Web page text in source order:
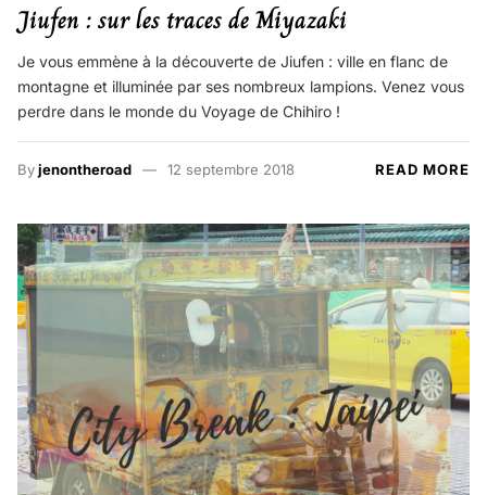
Jiufen : sur les traces de Miyazaki
Je vous emmène à la découverte de Jiufen : ville en flanc de
montagne et illuminée par ses nombreux lampions. Venez vous
perdre dans le monde du Voyage de Chihiro !
Byjenontheroad 12 septembre 2018 READ MORE